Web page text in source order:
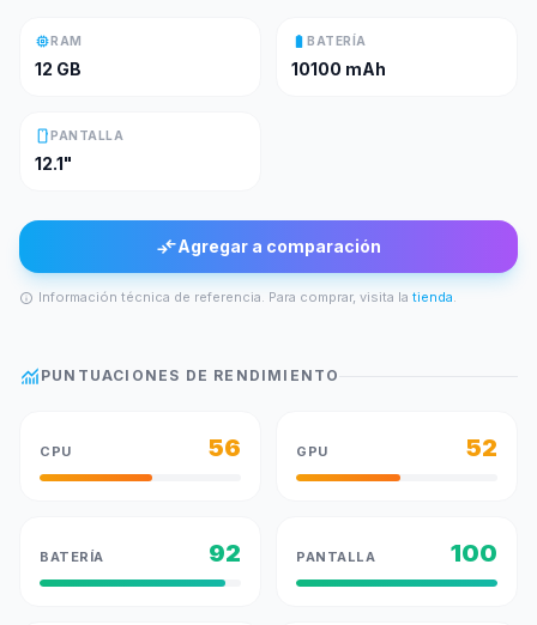
memoryRAM
12 GB
battery_full BATERÍA
10100 mAh
smartphonePANTALLA
12.1"
compare_arrowsAgregar a comparación
info Información técnica de referencia. Para comprar, visita la tienda.
monitoring PUNTUACIONES DE RENDIMIENTO
CPU 56 GPU 52
BATERÍA 92 PANTALLA 100